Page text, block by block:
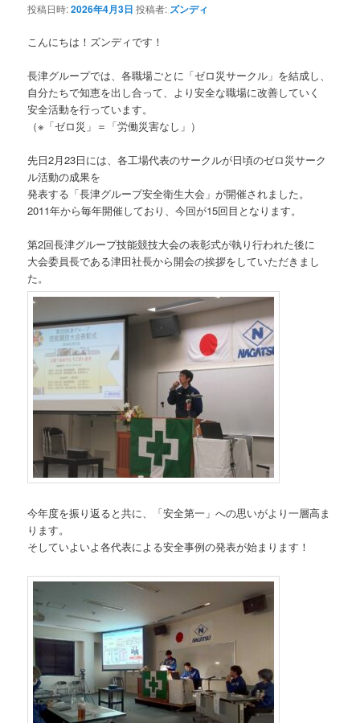
投稿日時:2026年4月3日 投稿者: ズンディ
こんにちは！ズンディです！
長津グループでは、各職場ごとに「ゼロ災サークル」を結成し、
自分たちで知恵を出し合って、より安全な職場に改善していく
安全活動を行っています。
（※「ゼロ災」＝「労働災害なし」）
先日2月23日には、各工場代表のサークルが日頃のゼロ災サーク
ル活動の成果を
発表する「長津グループ安全衛生大会」が開催されました。
2011年から毎年開催しており、今回が15回目となります。
第2回長津グループ技能競技大会の表彰式が執り行われた後に
大会委員長である津田社長から開会の挨拶をしていただきまし
た。
今年度を振り返ると共に、「安全第一」への思いがより一層高ま
ります。
そしていよいよ各代表による安全事例の発表が始まります！